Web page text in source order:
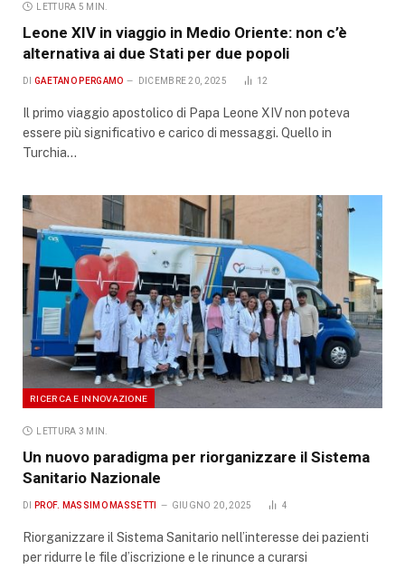
LETTURA 5 MIN.
Leone XIV in viaggio in Medio Oriente: non c’è
alternativa ai due Stati per due popoli
DI GAETANO PERGAMO DICEMBRE 20, 2025 12
Il primo viaggio apostolico di Papa Leone XIV non poteva
essere più significativo e carico di messaggi. Quello in
Turchia…
RICERCA E INNOVAZIONE
LETTURA 3 MIN.
Un nuovo paradigma per riorganizzare il Sistema
Sanitario Nazionale
DI PROF. MASSIMO MASSETTI GIUGNO 20, 2025 4
Riorganizzare il Sistema Sanitario nell’interesse dei pazienti
per ridurre le file d’iscrizione e le rinunce a curarsi